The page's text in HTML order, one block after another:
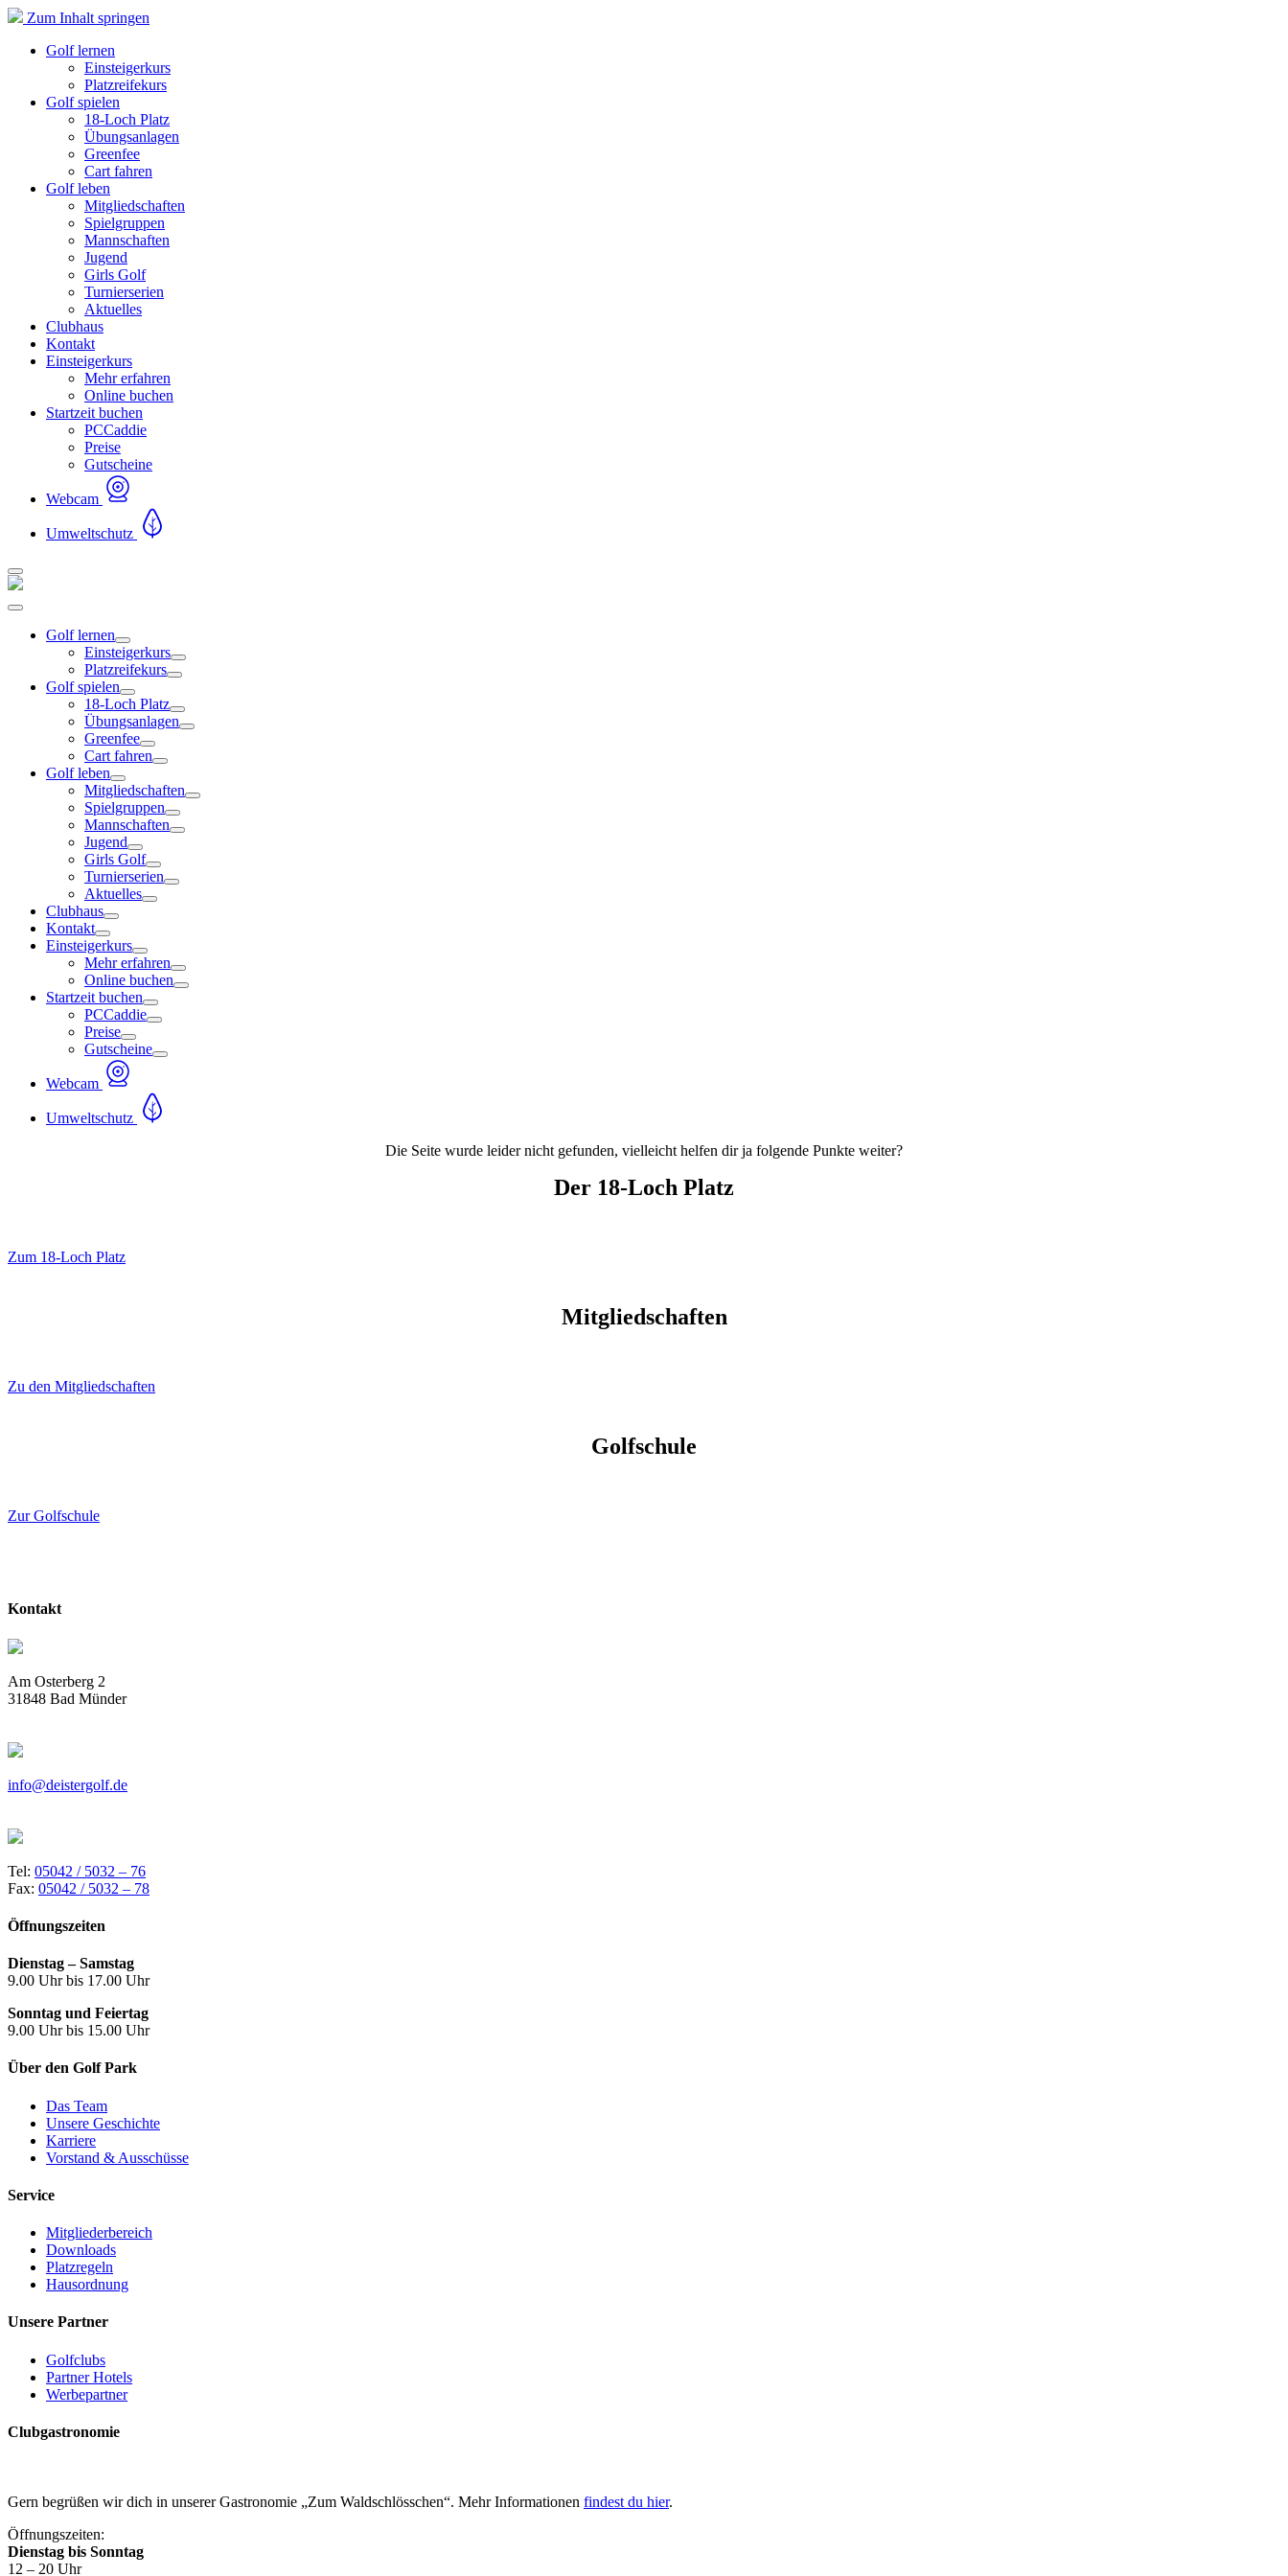
Zum Inhalt springen
Golf lernen
Einsteigerkurs
Platzreifekurs
Golf spielen
18-Loch Platz
Übungsanlagen
Greenfee
Cart fahren
Golf leben
Mitgliedschaften
Spielgruppen
Mannschaften
Jugend
Girls Golf
Turnierserien
Aktuelles
Clubhaus
Kontakt
Einsteigerkurs
Mehr erfahren
Online buchen
Startzeit buchen
PCCaddie
Preise
Gutscheine
Webcam
Umweltschutz
Golf lernen
Einsteigerkurs
Platzreifekurs
Golf spielen
18-Loch Platz
Übungsanlagen
Greenfee
Cart fahren
Golf leben
Mitgliedschaften
Spielgruppen
Mannschaften
Jugend
Girls Golf
Turnierserien
Aktuelles
Clubhaus
Kontakt
Einsteigerkurs
Mehr erfahren
Online buchen
Startzeit buchen
PCCaddie
Preise
Gutscheine
Webcam
Umweltschutz
Die Seite wurde leider nicht gefunden, vielleicht helfen dir ja folgende Punkte weiter?
Der 18-Loch Platz
Zum 18-Loch Platz
Mitgliedschaften
Zu den Mitgliedschaften
Golfschule
Zur Golfschule
Kontakt
Am Osterberg 2
31848 Bad Münder
info@deistergolf.de
Tel: 05042 / 5032 – 76
Fax: 05042 / 5032 – 78
Öffnungszeiten
Dienstag – Samstag
9.00 Uhr bis 17.00 Uhr
Sonntag und Feiertag
9.00 Uhr bis 15.00 Uhr
Über den Golf Park
Das Team
Unsere Geschichte
Karriere
Vorstand & Ausschüsse
Service
Mitgliederbereich
Downloads
Platzregeln
Hausordnung
Unsere Partner
Golfclubs
Partner Hotels
Werbepartner
Clubgastronomie
Gern begrüßen wir dich in unserer Gastronomie „Zum Waldschlösschen“. Mehr Informationen findest du hier.
Öffnungszeiten:
Dienstag bis Sonntag
12 – 20 Uhr